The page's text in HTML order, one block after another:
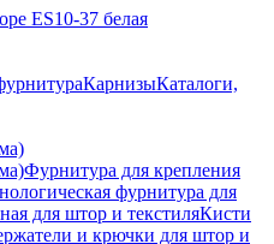
ES10-37 белая
КарнизыКаталоги,
Фурнитура для крепления
фурнитура для
для штор и текстиляКисти
и крючки для штор и